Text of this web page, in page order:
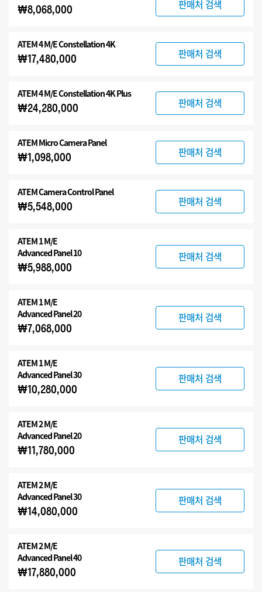
₩8,068,000 판매처 검색
ATEM 4 M/E Constellation 4K
₩17,480,000 판매처 검색
ATEM4 M/E Constellation 4K Plus
₩24,280,000 판매처 검색
ATEM Micro Camera Panel
₩1,098,000 판매처 검색
ATEM Camera Control Panel
₩5,548,000 판매처 검색
ATEM 1 M/E
Advanced Panel 10
₩5,988,000
판매처 검색
ATEM 1 M/E
Advanced Panel 20
₩7,068,000
판매처 검색
ATEM 1 M/E
Advanced Panel 30
₩10,280,000
판매처 검색
ATEM 2 M/E
Advanced Panel 20
₩11,780,000
판매처 검색
ATEM 2 M/E
Advanced Panel 30
₩14,080,000
판매처 검색
ATEM 2 M/E
Advanced Panel 40
₩17,880,000
판매처 검색